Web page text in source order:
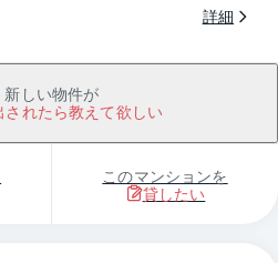
詳細
新しい物件が
されたら教えて欲しい
このマンションを
貸したい